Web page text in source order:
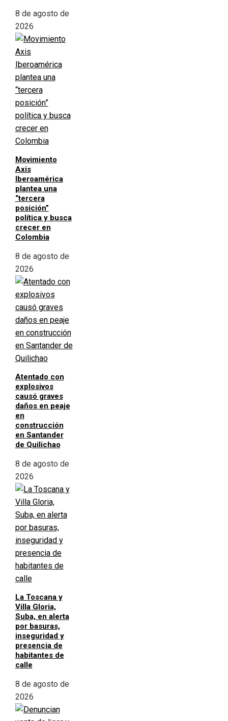
8 de agosto de
2026
Movimiento
Axis
Iberoamérica
plantea una
“tercera
posición”
política y busca
crecer en
Colombia
8 de agosto de
2026
Atentado con
explosivos
causó graves
daños en peaje
en
construcción
en Santander
de Quilichao
8 de agosto de
2026
La Toscana y
Villa Gloria,
Suba, en alerta
por basuras,
inseguridad y
presencia de
habitantes de
calle
8 de agosto de
2026